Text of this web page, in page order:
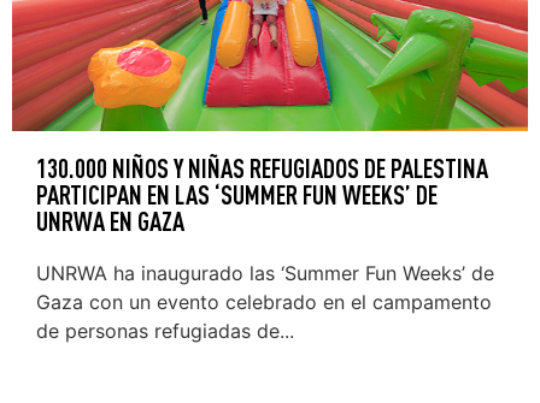
130.000 NIÑOS Y NIÑAS REFUGIADOS DE PALESTINA
PARTICIPAN EN LAS ‘SUMMER FUN WEEKS’ DE
UNRWA EN GAZA
UNRWA ha inaugurado las ‘Summer Fun Weeks’ de
Gaza con un evento celebrado en el campamento
de personas refugiadas de...